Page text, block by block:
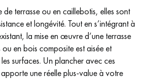
un rendez-vous personnalisé
de terrasse ou en caillebotis, elles sont
et longévité. Tout en s’intégrant à
la mise en œuvre d’une terrasse
en bois composite est aisée et
surfaces. Un plancher avec ces
une réelle plus-value à votre